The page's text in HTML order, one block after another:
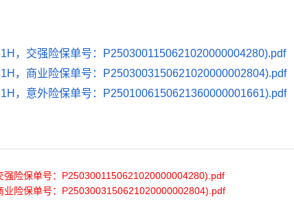
，交强险保单号：P2503001150621020000004280).pdf
，商业险保单号：P2503003150621020000002804).pdf
，意外险保单号：P2501006150621360000001661).pdf
险保单号：P2503001150621020000004280).pdf
险保单号：P2503003150621020000002804).pdf